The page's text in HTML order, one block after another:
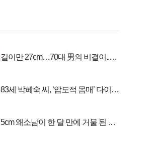
길이만 27cm…70대 男의 비결이..충
83세 박혜숙 씨, ‘압도적 몸매’ 다이어
5cm 왜소남이 한 달 만에 거물 된 사